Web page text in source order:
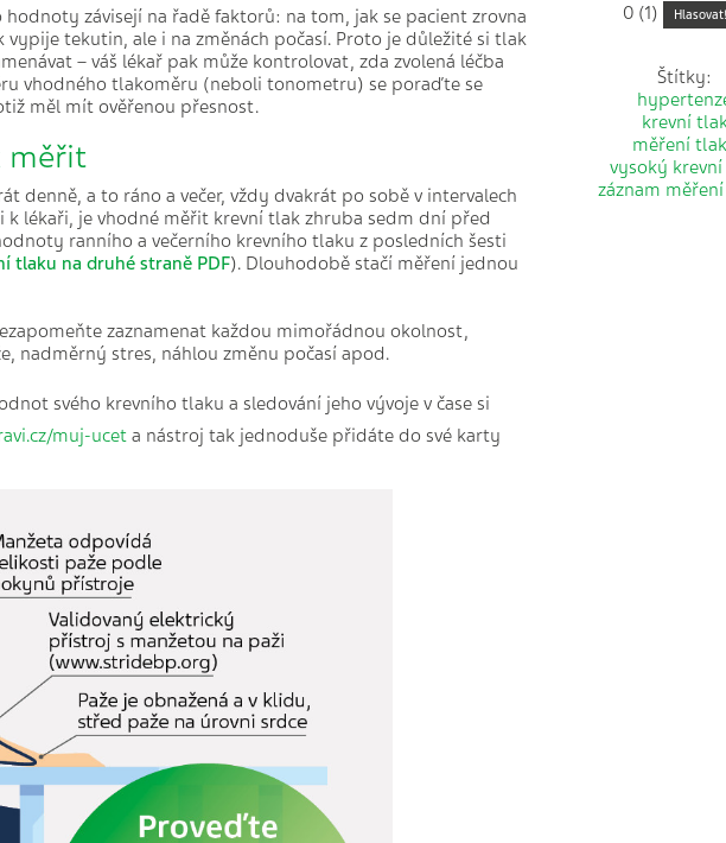
závisejí na řadě faktorů: na tom, jak se pacient zrovna
tekutin, ale i na změnách počasí. Proto je důležité si tlak
– váš lékař pak může kontrolovat, zda zvolená léčba
vhodného tlakoměru (neboli tonometru) se poraďte se
měl mít ověřenou přesnost.
měřit
denně, a to ráno a večer, vždy dvakrát po sobě v intervalech
lékaři, je vhodné měřit krevní tlak zhruba sedm dní před
ranního a večerního krevního tlaku z posledních šesti
tlaku na druhé straně PDF). Dlouhodobě stačí měření jednou
zaznamenat každou mimořádnou okolnost,
nadměrný stres, náhlou změnu počasí apod.
svého krevního tlaku a sledování jeho vývoje v čase si
muj-ucet a nástroj tak jednoduše přidáte do své karty
0 (1) Hlasovat!
Štítky:
krevní
měření
vysoký
záznam